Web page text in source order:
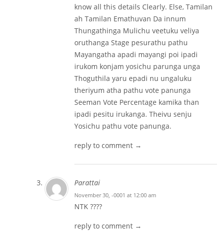
know all this details Clearly. Else, Tamilan
ah Tamilan Emathuvan Da innum
Thungathinga Mulichu veetuku veliya
oruthanga Stage pesurathu pathu
Mayangatha apadi mayangi poi ipadi
irukom konjam yosichu parunga unga
Thoguthila yaru epadi nu ungaluku
theriyum atha pathu vote panunga
Seeman Vote Percentage kamika than
ipadi pesitu irukanga. Theivu senju
Yosichu pathu vote panunga.
reply to comment →
Parattai
November 30, -0001 at 12:00 am
NTK ????
reply to comment →